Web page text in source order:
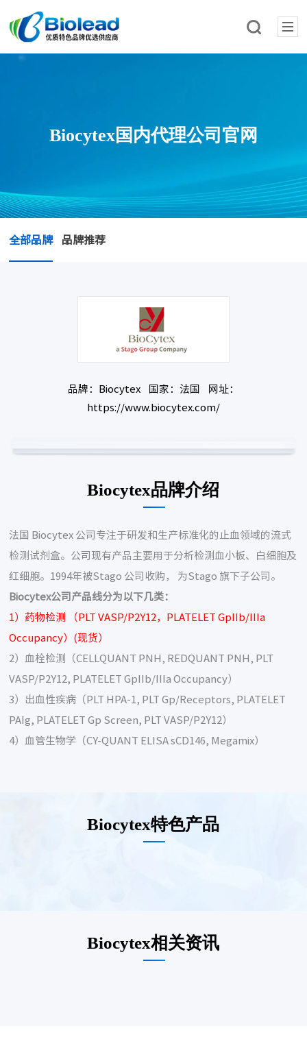
Biocytex国内代理公司官网
全部品牌 品牌推荐
品牌：Biocytex 国家：法国 网址：
https://www.biocytex.com/
Biocytex品牌介绍
法国 Biocytex 公司专注于研发和生产标准化的止血领域的流式
检测试剂盒。公司现有产品主要用于分析检测血小板、白细胞及
红细胞。1994年被Stago 公司收购， 为Stago 旗下子公司。
Biocytex公司产品线分为以下几类：
1）药物检测 （PLT VASP/P2Y12，PLATELET GpIIb/IIIa
Occupancy）(现货）
2）血栓检测（CELLQUANT PNH, REDQUANT PNH, PLT
VASP/P2Y12, PLATELET GpIIb/IIIa Occupancy）
3）出血性疾病（PLT HPA-1, PLT Gp/Receptors, PLATELET
PAIg, PLATELET Gp Screen, PLT VASP/P2Y12）
4）血管生物学（CY-QUANT ELISA sCD146, Megamix）
Biocytex特色产品
Biocytex相关资讯